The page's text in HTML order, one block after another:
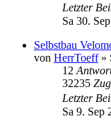
Letzter
Sa 30.
Selbstbau
von HerrToeff»
12
32235
Letzter
Sa 9. Sep